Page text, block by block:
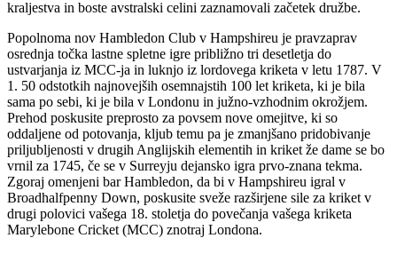
kraljestva in boste avstralski celini zaznamovali začetek družbe.
Popolnoma nov Hambledon Club v Hampshireu je pravzaprav
osrednja točka lastne spletne igre približno tri desetletja do
ustvarjanja iz MCC-ja in luknjo iz lordovega kriketa v letu 1787. V
1. 50 odstotkih najnovejših osemnajstih 100 let kriketa, ki je bila
sama po sebi, ki je bila v Londonu in južno-vzhodnim okrožjem.
Prehod poskusite preprosto za povsem nove omejitve, ki so
oddaljene od potovanja, kljub temu pa je zmanjšano pridobivanje
priljubljenosti v drugih Anglijskih elementih in kriket že dame se bo
vrnil za 1745, če se v Surreyju dejansko igra prvo-znana tekma.
Zgoraj omenjeni bar Hambledon, da bi v Hampshireu igral v
Broadhalfpenny Down, poskusite sveže razširjene sile za kriket v
drugi polovici vašega 18. stoletja do povečanja vašega kriketa
Marylebone Cricket (MCC) znotraj Londona.